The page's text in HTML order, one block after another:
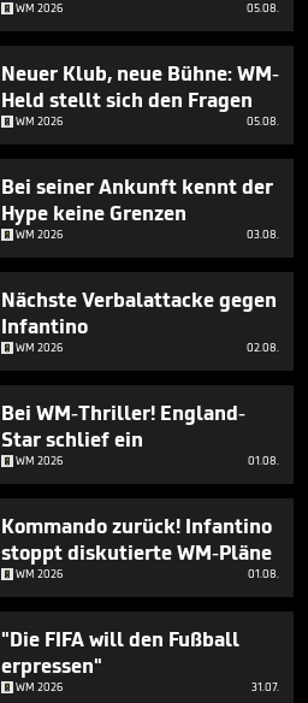
WM 2026 05.08.
Neuer Klub, neue Bühne: WM-
Held stellt sich den Fragen
WM 2026 05.08.
Bei seiner Ankunft kennt der
Hype keine Grenzen
WM 2026 03.08.
Nächste Verbalattacke gegen
Infantino
WM 2026 02.08.
Bei WM-Thriller! England-
Star schlief ein
WM 2026 01.08.
Kommando zurück! Infantino
stoppt diskutierte WM-Pläne
WM 2026 01.08.
"Die FIFA will den Fußball
erpressen"
WM 2026 31.07.